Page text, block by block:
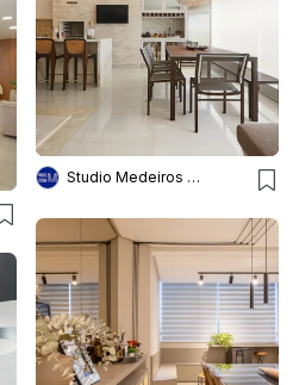
Studio Medeiros Arquitetura